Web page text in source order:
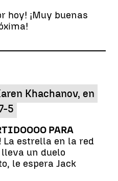
hoy! ¡Muy buenas
Khachanov, en
5
PARA
La estrella en la red
un duelo
le espera Jack